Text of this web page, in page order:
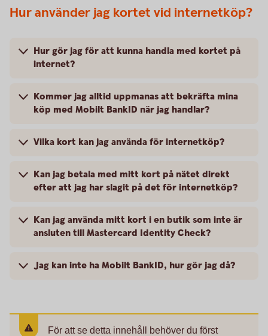
Hur använder jag kortet vid internetköp?
Hur gör jag för att kunna handla med kortet på
internet?
Kommer jag alltid uppmanas att bekräfta mina
köp med Mobilt BankID när jag handlar?
Vilka kort kan jag använda för internetköp?
Kan jag betala med mitt kort på nätet direkt
efter att jag har slagit på det för internetköp?
Kan jag använda mitt kort i en butik som inte är
ansluten till Mastercard Identity Check?
Jag kan inte ha Mobilt BankID, hur gör jag då?
För att se detta innehåll behöver du först